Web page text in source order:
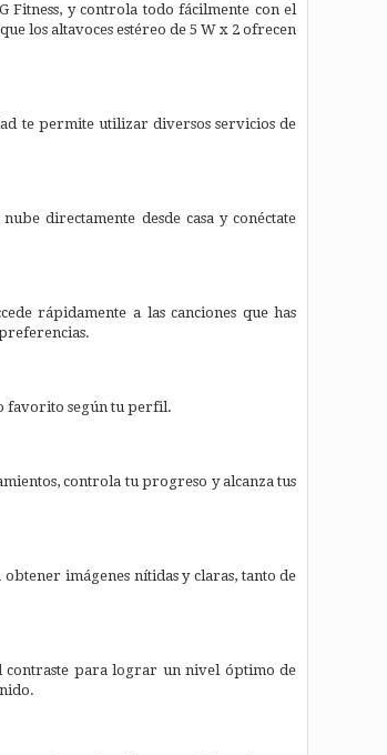
Fitness, y controla todo fácilmente con el
los altavoces estéreo de 5 W x 2 ofrecen
te permite utilizar diversos servicios de
directamente desde casa y conéctate
rápidamente a las canciones que has
favorito según tu perfil.
controla tu progreso y alcanza tus
imágenes nítidas y claras, tanto de
contraste para lograr un nivel óptimo de